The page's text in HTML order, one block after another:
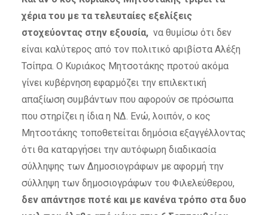
χέρια του με τα τελευταίες εξελίξεις
στοχεύοντας στην εξουσία,να θυμίσω ότι δεν
είναι καλύτερος από τον πολιτικό αριβίστα Αλέξη
Τσίπρα. Ο Κυριάκος Μητσοτάκης προτού ακόμα
γίνει κυβέρνηση εφαρμόζει την επιλεκτική
απαξίωση συμβάντων που αφορούν σε πρόσωπα
που στηρίζει η ίδια η ΝΔ. Ενώ, λοιπόν, ο κος
Μητσοτάκης τοποθετείται δημόσια εξαγγέλλοντας
ότι θα καταργήσει την αυτόφωρη διαδικασία
σύλληψης των Δημοσιογράφων με αφορμή την
σύλληψη των δημοσιογράφων του Φιλελεύθερου,
δεν απάντησε ποτέ και με κανένα τρόπο στα δυο